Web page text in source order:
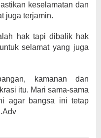
keselamatan dan
juga terjamin.
hak tapi dibalik hak
selamat yang juga
kamanan dan
itu. Mari sama-sama
agar bangsa ini tetap